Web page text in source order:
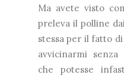
Ma avete visto
preleva il polline
stessa per il fatto
avvicinarmi
che potesse